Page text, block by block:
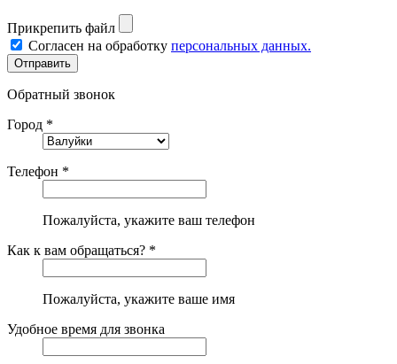
Прикрепить файл
Согласен на обработку персональных данных.
Обратный звонок
Город *
Телефон *
Пожалуйста, укажите ваш телефон
Как к вам обращаться? *
Пожалуйста, укажите ваше имя
Удобное время для звонка